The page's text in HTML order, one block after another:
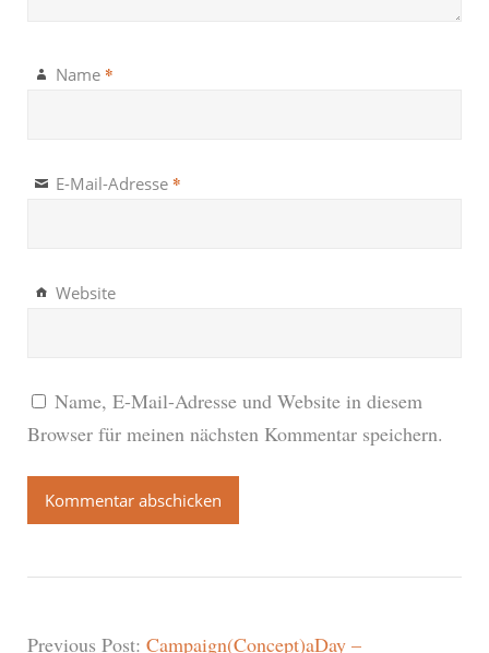
Name *
E-Mail-Adresse *
Website
Name, E-Mail-Adresse und Website in diesem
Browser für meinen nächsten Kommentar speichern.
Previous Post: Campaign(Concept)aDay –